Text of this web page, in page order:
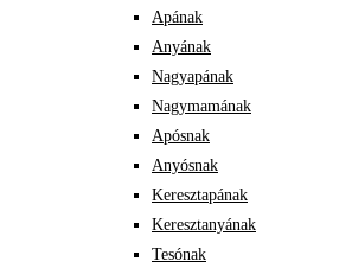
Apának
Anyának
Nagyapának
Nagymamának
Apósnak
Anyósnak
Keresztapának
Keresztanyának
Tesónak